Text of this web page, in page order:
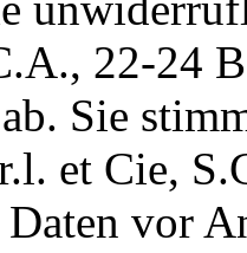
22-24
Sie
et Cie,
vor